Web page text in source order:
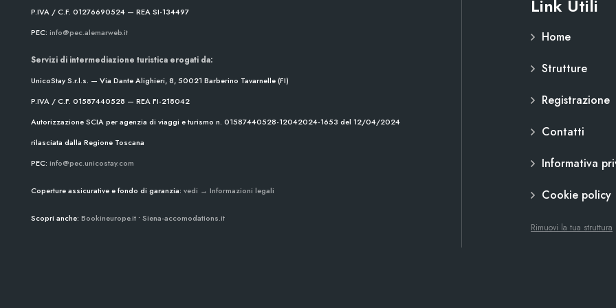
P.IVA / C.F. 01276690524 — REA SI-134497
PEC: info@pec.alemarweb.it
Servizi di intermediazione turistica erogati da:
UnicoStay S.r.l.s. — Via Dante Alighieri, 8, 50021 Barberino Tavarnelle (FI)
P.IVA / C.F. 01587440528 — REA FI-218042
Autorizzazione SCIA per agenzia di viaggi e turismo n. 01587440528-12042024-1653 del 12/04/2024
rilasciata dalla Regione Toscana
PEC: info@pec.unicostay.com
Coperture assicurative e fondo di garanzia: vedi → Informazioni legali
Scopri anche: Bookineurope.it • Siena-accomodations.it
Link Utili
Home
Strutture
Registrazione
Contatti
Informativa
Cookie policy
Rimuovi la tua struttura